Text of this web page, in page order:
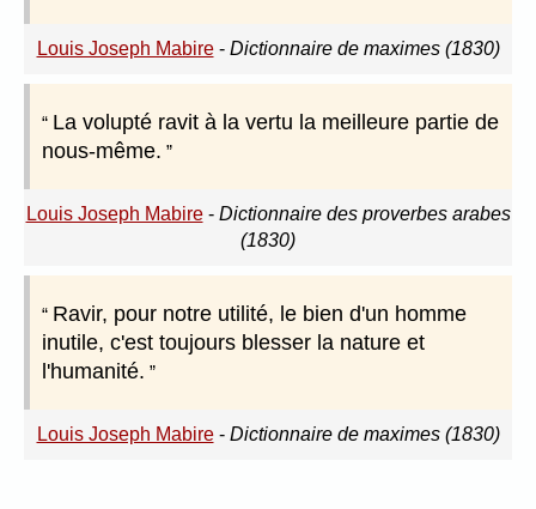
Louis Joseph Mabire- Dictionnaire de maximes (1830)
La volupté ravit à la vertu la meilleure partie de
nous-même.
Louis Joseph Mabire- Dictionnaire des proverbes arabes
(1830)
Ravir, pour notre utilité, le bien d'un homme
inutile, c'est toujours blesser la nature et
l'humanité.
Louis Joseph Mabire- Dictionnaire de maximes (1830)